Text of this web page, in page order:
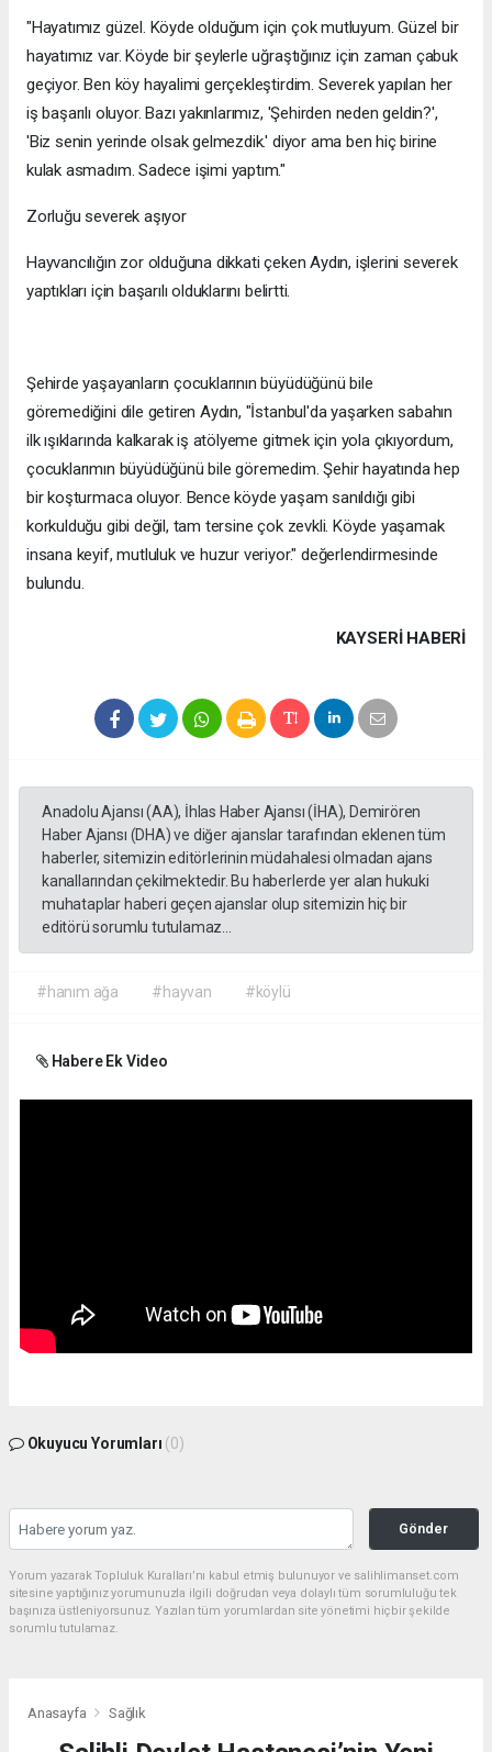
"Hayatımız güzel. Köyde olduğum için çok mutluyum. Güzel bir
hayatımız var. Köyde bir şeylerle uğraştığınız için zaman çabuk
geçiyor. Ben köy hayalimi gerçekleştirdim. Severek yapılan her
iş başarılı oluyor. Bazı yakınlarımız, 'Şehirden neden geldin?',
'Biz senin yerinde olsak gelmezdik.' diyor ama ben hiç birine
kulak asmadım. Sadece işimi yaptım."
Zorluğu severek aşıyor
Hayvancılığın zor olduğuna dikkati çeken Aydın, işlerini severek
yaptıkları için başarılı olduklarını belirtti.
Şehirde yaşayanların çocuklarının büyüdüğünü bile
göremediğini dile getiren Aydın, "İstanbul'da yaşarken sabahın
ilk ışıklarında kalkarak iş atölyeme gitmek için yola çıkıyordum,
çocuklarımın büyüdüğünü bile göremedim. Şehir hayatında hep
bir koşturmaca oluyor. Bence köyde yaşam sanıldığı gibi
korkulduğu gibi değil, tam tersine çok zevkli. Köyde yaşamak
insana keyif, mutluluk ve huzur veriyor." değerlendirmesinde
bulundu.
KAYSERI HABERİ
Anadolu Ajansı (AA), İhlas Haber Ajansı (İHA), Demirören
Haber Ajansı (DHA) ve diğer ajanslar tarafından eklenen tüm
haberler, sitemizin editörlerinin müdahalesi olmadan ajans
kanallarından çekilmektedir. Bu haberlerde yer alan hukuki
muhataplar haberi geçen ajanslar olup sitemizin hiç bir
editörü sorumlu tutulamaz...
#hanım ağa #hayvan #köylü
Habere Ek Video
Okuyucu Yorumları (0)
Gönder
Yorum yazarak Topluluk Kuralları’nı kabul etmiş bulunuyor ve salihlimanset.com
sitesine yaptığınız yorumunuzla ilgili doğrudan veya dolaylı tüm sorumluluğu tek
başınıza üstleniyorsunuz. Yazılan tüm yorumlardan site yönetimi hiçbir şekilde
sorumlu tutulamaz.
Anasayfa Sağlık